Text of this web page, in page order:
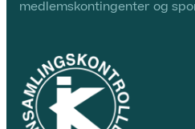
medlemskontingenter og